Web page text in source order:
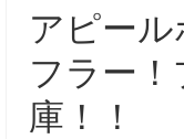
アピー
フラー！
庫！！